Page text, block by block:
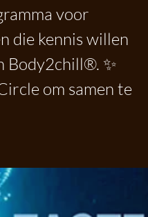
voor
die kennis willen
Body2chill®. ✨
om samen te